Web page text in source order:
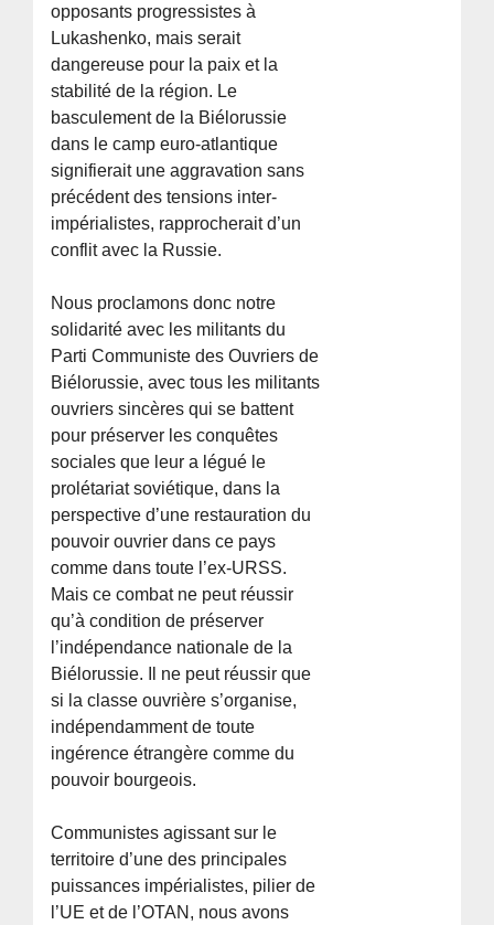
opposants progressistes à
Lukashenko, mais serait
dangereuse pour la paix et la
stabilité de la région. Le
basculement de la Biélorussie
dans le camp euro-atlantique
signifierait une aggravation sans
précédent des tensions inter-
impérialistes, rapprocherait d’un
conflit avec la Russie.
Nous proclamons donc notre
solidarité avec les militants du
Parti Communiste des Ouvriers de
Biélorussie, avec tous les militants
ouvriers sincères qui se battent
pour préserver les conquêtes
sociales que leur a légué le
prolétariat soviétique, dans la
perspective d’une restauration du
pouvoir ouvrier dans ce pays
comme dans toute l’ex-URSS.
Mais ce combat ne peut réussir
qu’à condition de préserver
l’indépendance nationale de la
Biélorussie. Il ne peut réussir que
si la classe ouvrière s’organise,
indépendamment de toute
ingérence étrangère comme du
pouvoir bourgeois.
Communistes agissant sur le
territoire d’une des principales
puissances impérialistes, pilier de
l’UE et de l’OTAN, nous avons